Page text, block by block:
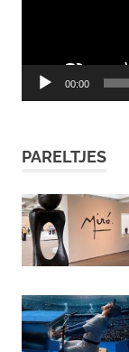
00:00
PARELTJES